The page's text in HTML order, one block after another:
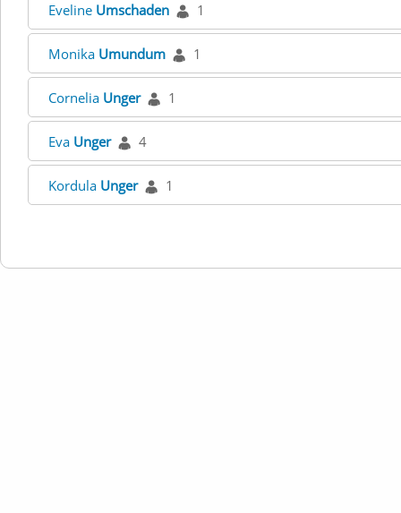
Eveline Umschaden 1
Monika Umundum 1
Cornelia Unger 1
Eva Unger 4
Kordula Unger 1